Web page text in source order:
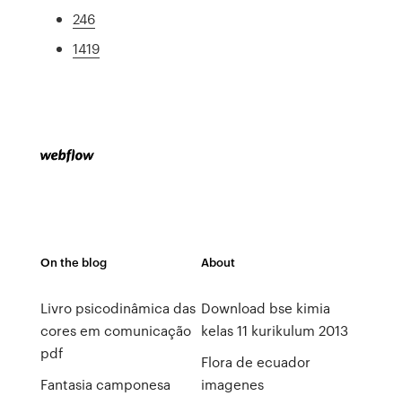
246
1419
On the blog
Livro psicodinâmica das
cores em comunicação
pdf
Fantasia camponesa
About
Download bse kimia
kelas 11 kurikulum 2013
Flora de ecuador
imagenes